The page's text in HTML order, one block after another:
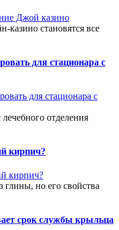
становятся все
для стационара с
отделения
кирпич?
но его свойства
срок службы крыльца